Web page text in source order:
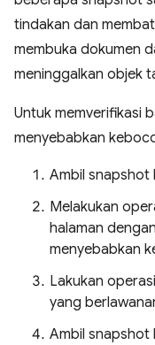
tindakan dan
membuka dokumen
meninggalkan objek
Untuk memverifikasi
menyebabkan
Ambil snapshot
Melakukan
halaman
menyebabkan
Lakukan
yang
Ambil snapshot